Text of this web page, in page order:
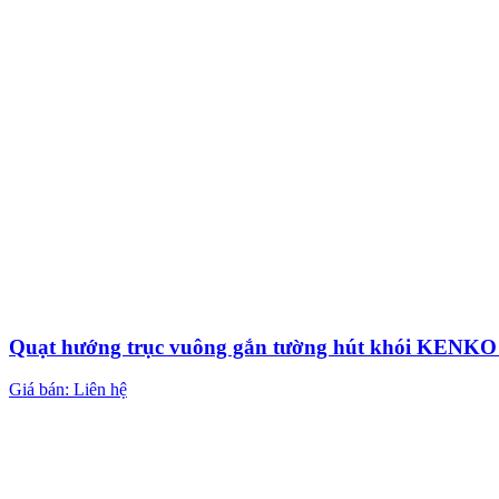
Quạt hướng trục vuông gắn tường hút khói
Giá bán: Liên hệ